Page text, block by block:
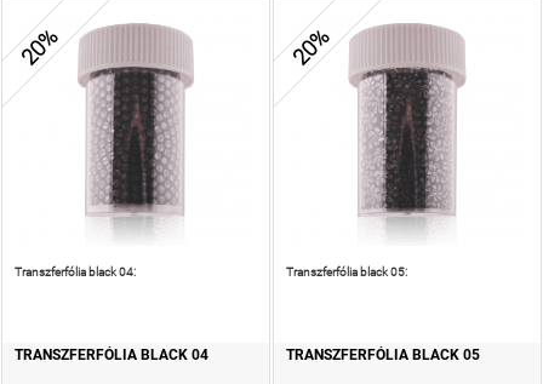
20%
Transzferfólia black 04:
TRANSZFERFÓLIA BLACK 04
20%
Transzferfólia black 05:
TRANSZFERFÓLIA BLACK 05